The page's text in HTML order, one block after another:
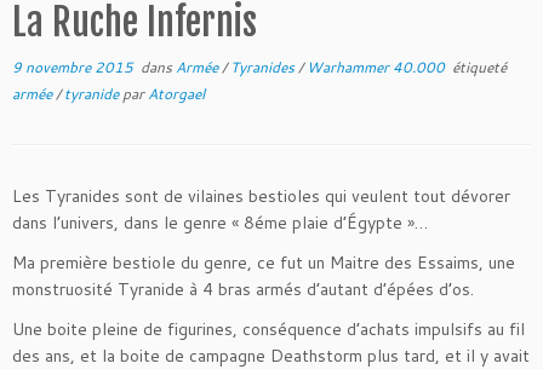
La Ruche Infernis
9 novembre 2015dans Armée/Tyranides/ Warhammer 40.000 étiqueté
armée/tyranideparAtorgael
Les Tyranides sont de vilaines bestioles qui veulent tout dévorer
dans l’univers, dans le genre « 8éme plaie d’Égypte »…
Ma première bestiole du genre, ce fut un Maitre des Essaims, une
monstruosité Tyranide à 4 bras armés d’autant d’épées d’os.
Une boite pleine de figurines, conséquence d’achats impulsifs au fil
des ans, et la boite de campagne Deathstorm plus tard, et il y avait